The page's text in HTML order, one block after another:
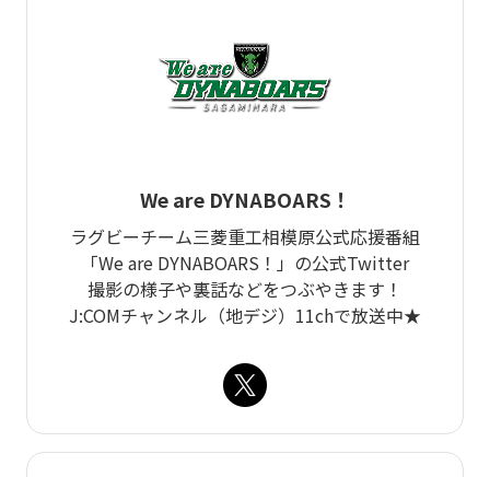
We are DYNABOARS！
ラグビーチーム三菱重工相模原公式応援番組
「We are DYNABOARS！」の公式Twitter
撮影の様子や裏話などをつぶやきます！
J:COMチャンネル（地デジ）11chで放送中★